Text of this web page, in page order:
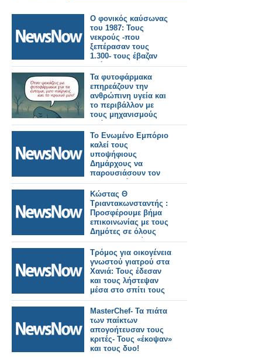
Ο φονικός καύσωνας
του 1987: Τους
νεκρούς -που
ξεπέρασαν τους
1.300- τους έβαζαν
ακόμα και σε
βαγόνια–ψυγεία του
ΟΣΕ!
Τα φυτοφάρμακα
επηρεάζουν την
ανθρώπινη υγεία και
το περιβάλλον με
τους μηχανισμούς
δράσης τους και
αποτελούν κίνδυνο
για τους επικονιαστές
Το Ενωμένο Εμπόριο
καλεί τους
υποψήφιους
Δημάρχους να
παρουσιάσουν τον
σχεδιασμό και τους
στόχους τους για την
επόμενη μέρα της
πόλης μας.
Κώστας Θ
Τριαντακωνσταντής :
Προσφέρουμε βήμα
επικοινωνίας με τους
Δημότες σε όλους
τους Υποψηφίους
Δημάρχους και σε
όλους ( πλην δύο)
τους Υποψηφίους
Δημοτικούς και
Τοπικούς
Συμβούλους. Δωρεάν
η περίληψη του
δεύτερου βιβλίου μου
σε ΟΛΟΥΣ τους
Δημότες και ΟΛΟΥΣ
τους αναγνώστες της
ιστοσελίδα
Τρόμος για οικογένεια
γνωστού γιατρού στα
Χανιά: Τους έδεσαν
και τους λήστεψαν
μέσα στο σπίτι τους
MasterChef- Τα πιάτα
των παίκτων
απογοήτευσαν τους
κριτές- Τους «έκοψαν»
και τους δυο!